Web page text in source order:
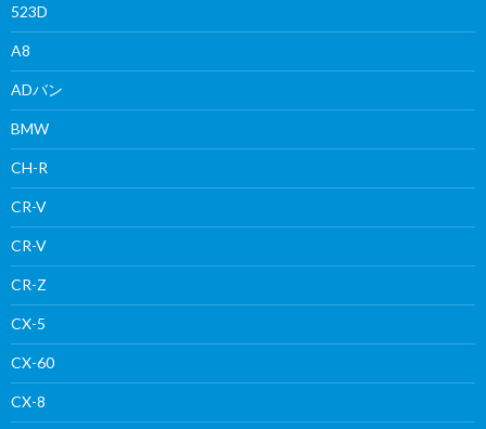
523D
A8
ADバン
BMW
CH-R
CR-V
CR-V
CR-Z
CX-5
CX-60
CX-8